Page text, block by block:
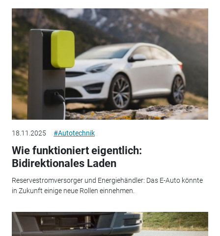
18.11.2025 #Autotechnik
Wie funktioniert eigentlich:
Bidirektionales Laden
Reservestromversorger und Energiehändler: Das E-Auto könnte
in Zukunft einige neue Rollen einnehmen.